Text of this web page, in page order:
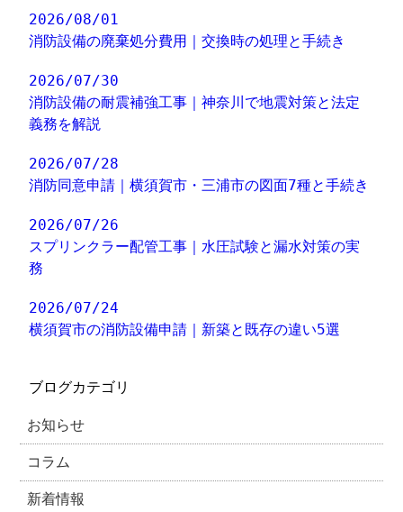
2026/08/01
消防設備の廃棄処分費用｜交換時の処理と手続き
2026/07/30
消防設備の耐震補強工事｜神奈川で地震対策と法定
義務を解説
2026/07/28
消防同意申請｜横須賀市・三浦市の図面7種と手続き
2026/07/26
スプリンクラー配管工事｜水圧試験と漏水対策の実
務
2026/07/24
横須賀市の消防設備申請｜新築と既存の違い5選
ブログカテゴリ
お知らせ
コラム
新着情報